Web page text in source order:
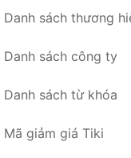
Danh sách thương
Danh sách công ty
Danh sách từ khóa
Mã giảm giá Tiki